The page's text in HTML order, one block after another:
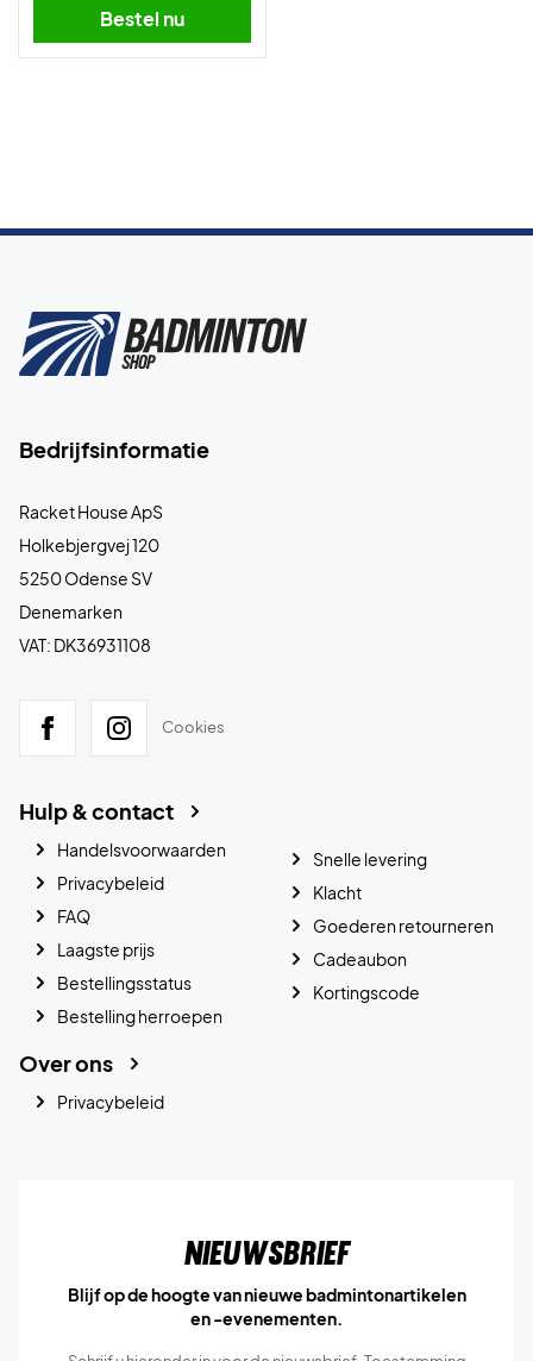
Bestel nu
Bedrijfsinformatie
Racket House ApS
Holkebjergvej 120
5250 Odense SV
Denemarken
VAT: DK36931108
Cookies
Hulp & contact
Handelsvoorwaarden
Privacybeleid
FAQ
Laagste prijs
Bestellingsstatus
Bestelling herroepen
Snelle levering
Klacht
Goederen retourneren
Cadeaubon
Kortingscode
Over ons
Privacybeleid
Nieuwsbrief
Blijf op de hoogte van nieuwe badmintonartikelen
en -evenementen.